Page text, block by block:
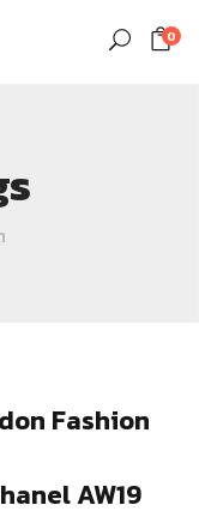
0
Fashion
AW19